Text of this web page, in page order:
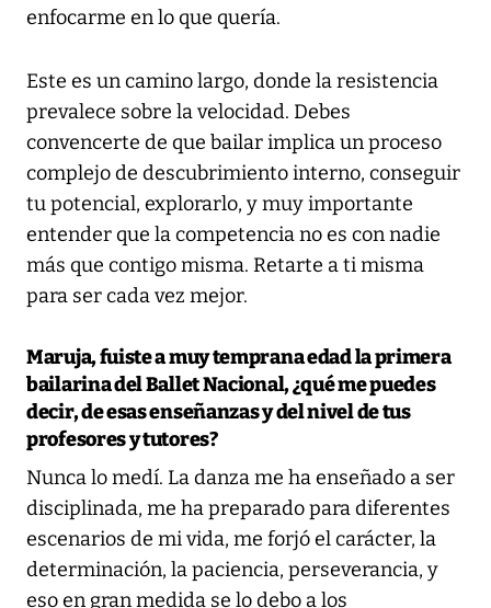
enfocarme en lo que quería.
Este es un camino largo, donde la resistencia
prevalece sobre la velocidad. Debes
convencerte de que bailar implica un proceso
complejo de descubrimiento interno, conseguir
tu potencial, explorarlo, y muy importante
entender que la competencia no es con nadie
más que contigo misma. Retarte a ti misma
para ser cada vez mejor.
Maruja, fuiste a muy temprana edad la primera
bailarina del Ballet Nacional, ¿qué me puedes
decir, de esas enseñanzas y del nivel de tus
profesores y tutores?
Nunca lo medí. La danza me ha enseñado a ser
disciplinada, me ha preparado para diferentes
escenarios de mi vida, me forjó el carácter, la
determinación, la paciencia, perseverancia, y
eso en gran medida se lo debo a los